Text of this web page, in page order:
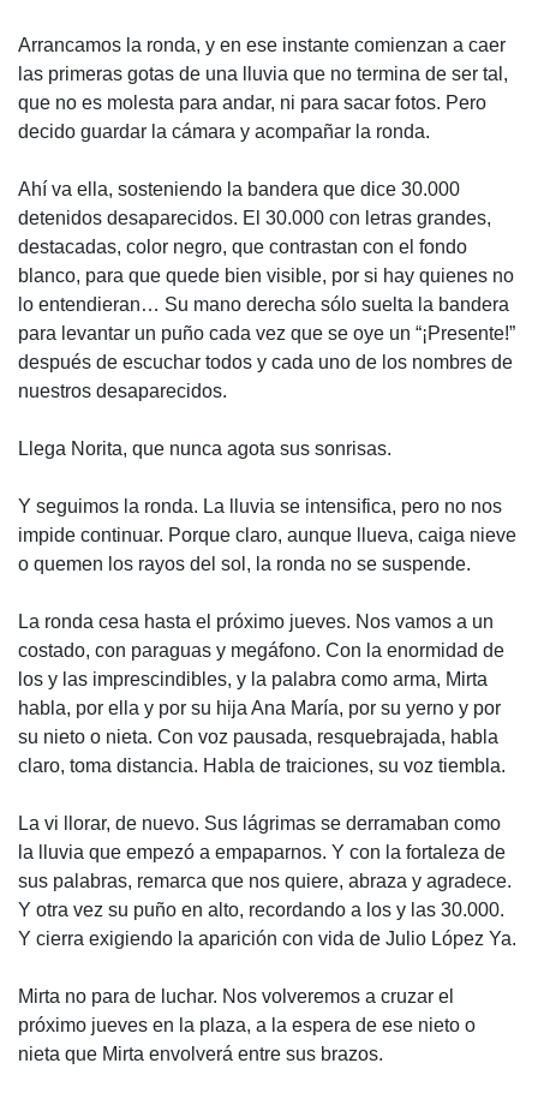
Arrancamos la ronda, y en ese instante comienzan a caer
las primeras gotas de una lluvia que no termina de ser tal,
que no es molesta para andar, ni para sacar fotos. Pero
decido guardar la cámara y acompañar la ronda.
Ahí va ella, sosteniendo la bandera que dice 30.000
detenidos desaparecidos. El 30.000 con letras grandes,
destacadas, color negro, que contrastan con el fondo
blanco, para que quede bien visible, por si hay quienes no
lo entendieran… Su mano derecha sólo suelta la bandera
para levantar un puño cada vez que se oye un “¡Presente!”
después de escuchar todos y cada uno de los nombres de
nuestros desaparecidos.
Llega Norita, que nunca agota sus sonrisas.
Y seguimos la ronda. La lluvia se intensifica, pero no nos
impide continuar. Porque claro, aunque llueva, caiga nieve
o quemen los rayos del sol, la ronda no se suspende.
La ronda cesa hasta el próximo jueves. Nos vamos a un
costado, con paraguas y megáfono. Con la enormidad de
los y las imprescindibles, y la palabra como arma, Mirta
habla, por ella y por su hija Ana María, por su yerno y por
su nieto o nieta. Con voz pausada, resquebrajada, habla
claro, toma distancia. Habla de traiciones, su voz tiembla.
La vi llorar, de nuevo. Sus lágrimas se derramaban como
la lluvia que empezó a empaparnos. Y con la fortaleza de
sus palabras, remarca que nos quiere, abraza y agradece.
Y otra vez su puño en alto, recordando a los y las 30.000.
Y cierra exigiendo la aparición con vida de Julio López Ya.
Mirta no para de luchar. Nos volveremos a cruzar el
próximo jueves en la plaza, a la espera de ese nieto o
nieta que Mirta envolverá entre sus brazos.